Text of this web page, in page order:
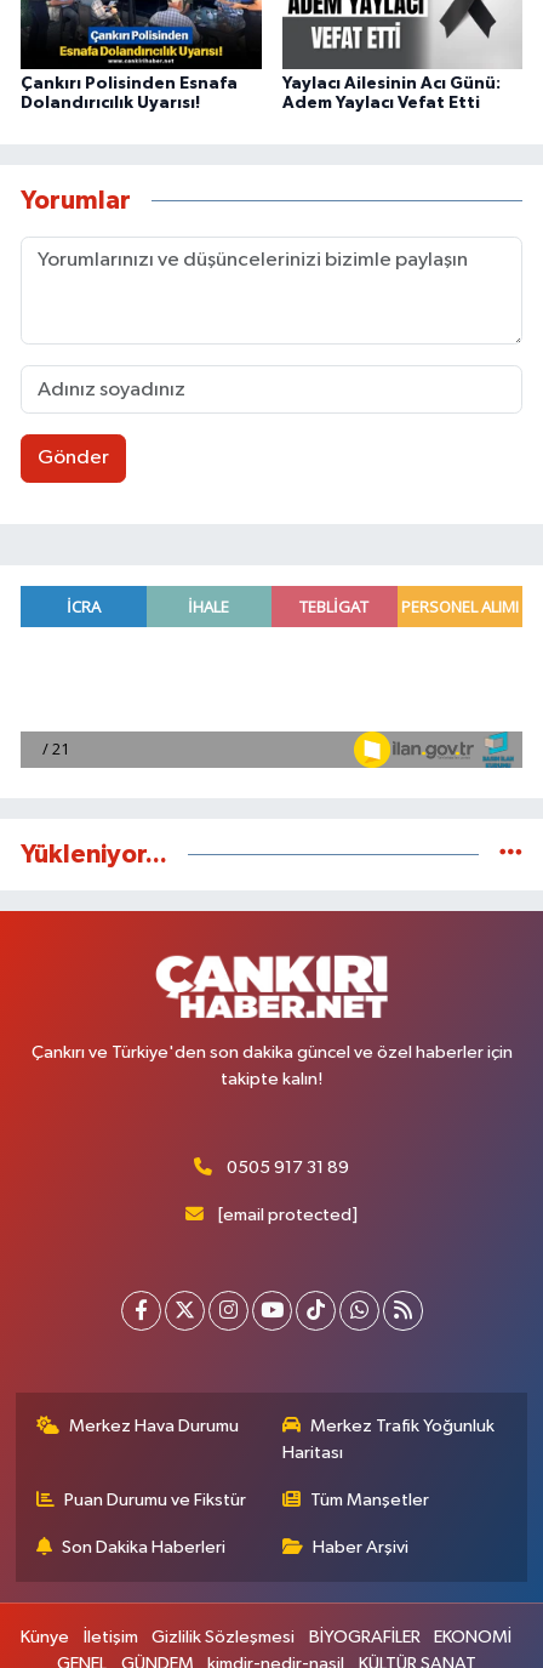
Çankırı Polisinden Esnafa
Dolandırıcılık Uyarısı!
Yaylacı Ailesinin Acı Günü:
Adem Yaylacı Vefat Etti
Yorumlar
Gönder
Yükleniyor...
Çankırı ve Türkiye'den son dakika güncel ve özel haberler için
takipte kalın!
0505 917 31 89
[email protected]
Merkez Hava Durumu
Merkez Trafik Yoğunluk
Haritası
Puan Durumu ve Fikstür Tüm Manşetler
Son Dakika Haberleri Haber Arşivi
Künye İletişim Gizlilik Sözleşmesi BİYOGRAFİLER
EKONOMİ
GENEL
GÜNDEM kimdir-nedir-nasil KÜLTÜR SANAT